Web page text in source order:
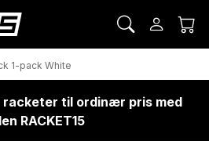
1-pack White
racketer til ordinær pris med
RACKET15